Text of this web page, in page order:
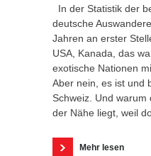
In der Statistik der
deutsche
Jahren an erster
USA, Kanada, das
exotische Nationen
Aber nein, es ist und
Schweiz. Und warum
der Nähe liegt, weil
Mehr lesen